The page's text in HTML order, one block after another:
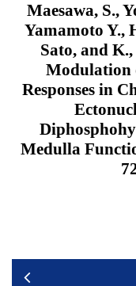
Maesawa, S.,
Yamamoto Y.,
Sato, and
Modulation
Responses in
Medulla